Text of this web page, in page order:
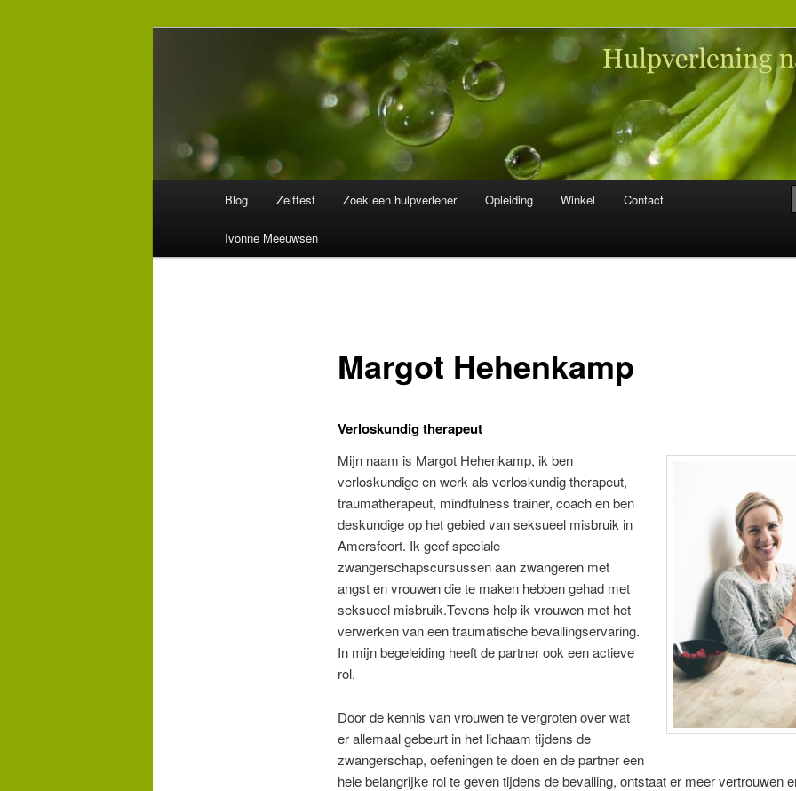
Hulpverlening na seksueel misbruik
Wegwijzer in Traumaland
Blog Zelftest Zoek een hulpverlener Opleiding Winkel Contact
Ivonne Meeuwsen
Margot Hehenkamp
Verloskundig therapeut
Mijn naam is Margot Hehenkamp, ik ben
verloskundige en werk als verloskundig therapeut,
traumatherapeut, mindfulness trainer, coach en ben
deskundige op het gebied van seksueel misbruik in
Amersfoort. Ik geef speciale
zwangerschapscursussen aan zwangeren met
angst en vrouwen die te maken hebben gehad met
seksueel misbruik.Tevens help ik vrouwen met het
verwerken van een traumatische bevallingservaring.
In mijn begeleiding heeft de partner ook een actieve
rol.
Door de kennis van vrouwen te vergroten over wat
er allemaal gebeurt in het lichaam tijdens de
zwangerschap, oefeningen te doen en de partner een
hele belangrijke rol te geven tijdens de bevalling, ontstaat er meer vertrouwen